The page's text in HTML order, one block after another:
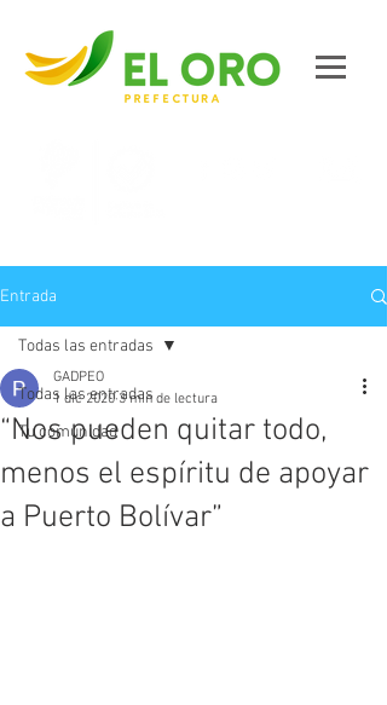
Entrada
Todas las entradas
Tu comunidad
Todas las entradas
“Nos pueden quitar todo,
menos el espíritu de apoyar
a Puerto Bolívar”
GADPEO
1 dic 2020 3 min de lectura